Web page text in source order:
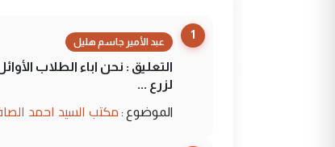
1
عبد الأمير جاسم هليل
التعليق : نحن اباء الطلاب
لزرع ...
الموضوع : مكتب السيد احمد